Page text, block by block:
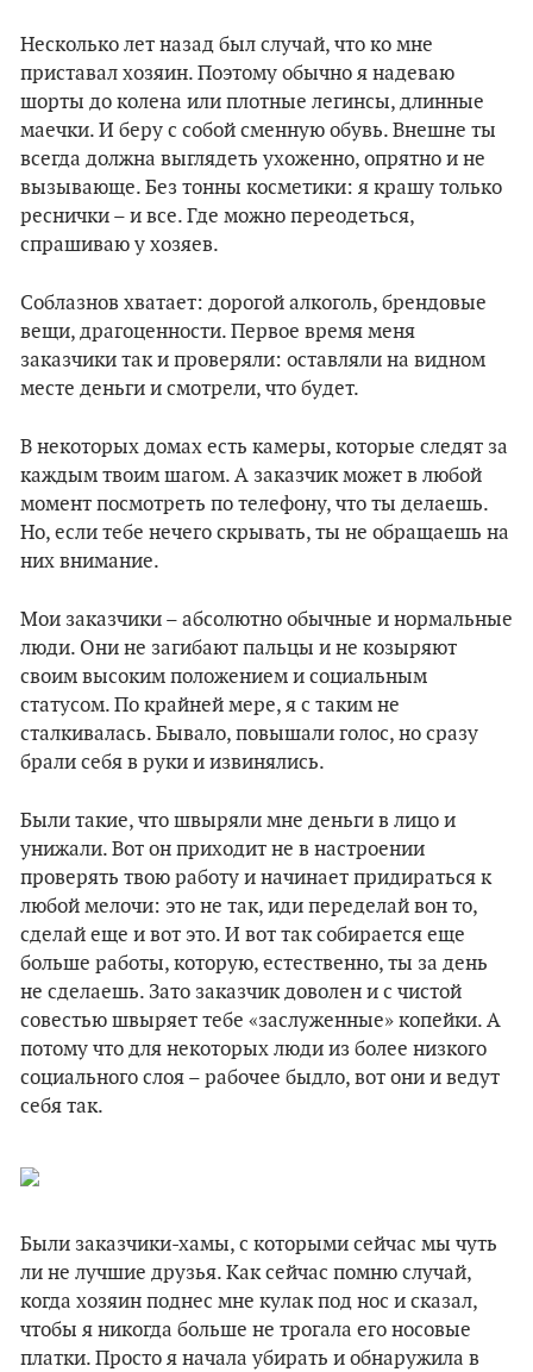
Несколько лет назад был случай, что ко мне
приставал хозяин. Поэтому обычно я надеваю
шорты до колена или плотные легинсы, длинные
маечки. И беру с собой сменную обувь. Внешне ты
всегда должнa выглядеть ухоженно, опрятно и не
вызывающе. Без тонны косметики: я крашу только
реснички – и все. Где можно переодеться,
спрашиваю у хозяев.
Соблазнов хватает: дорогой алкоголь, брендовые
вещи, драгоценности. Первое время меня
заказчики так и проверяли: оставляли на видном
месте деньги и смотрели, что будет.
В некоторых домах есть камеры, которые следят за
каждым твоим шагом. А заказчик может в любой
момент посмотреть по телефону, что ты делаешь.
Но, если тебе нечего скрывать, ты не обращаешь на
них внимание.
Мои заказчики – абсолютно обычные и нормальные
люди. Они не загибают пальцы и не козыряют
своим высоким положением и социальным
статусом. По крайней мере, я с таким не
сталкивалась. Бывало, повышали голос, но сразу
брали себя в руки и извинялись.
Были такие, что швыряли мне деньги в лицо и
унижали. Вот он приходит не в настроении
проверять твою работу и начинает придираться к
любой мелочи: это не так, иди переделай вон то,
сделай еще и вот это. И вот так собирается еще
больше работы, которую, естественно, ты за день
не сделаешь. Зато заказчик доволен и с чистой
совестью швыряет тебе «заслуженные» копейки. А
потому что для некоторых люди из более низкого
социального слоя – рабочее быдло, вот они и ведут
себя так.
Были заказчики-хамы, с которыми сейчас мы чуть
ли не лучшие друзья. Как сейчас помню случай,
когда хозяин поднес мне кулак под нос и сказал,
чтобы я никогда больше не трогала его носовые
платки. Просто я начала убирать и обнаружила в